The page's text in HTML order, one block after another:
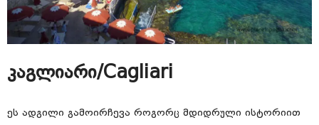
კაგლიარი/Cagliari
ეს ადგილი გამოირჩევა როგორც მდიდრული ისტორიით